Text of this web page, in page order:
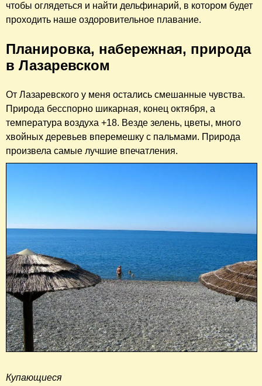
чтобы оглядеться и найти дельфинарий, в котором будет
проходить наше оздоровительное плавание.
Планировка, набережная, природа
в Лазаревском
От Лазаревского у меня остались смешанные чувства.
Природа бесспорно шикарная, конец октября, а
температура воздуха +18. Везде зелень, цветы, много
хвойных деревьев вперемешку с пальмами. Природа
произвела самые лучшие впечатления.
Купающиеся